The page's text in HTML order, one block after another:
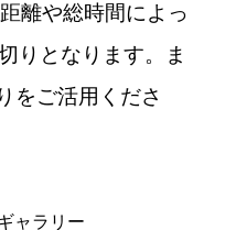
離や総時間によっ
りとなります。ま
をご活用くださ
ャラリー